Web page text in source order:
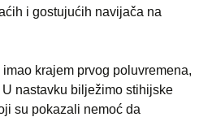
i gostujućih navijača na
krajem prvog poluvremena,
nastavku bilježimo stihijske
su pokazali nemoć da